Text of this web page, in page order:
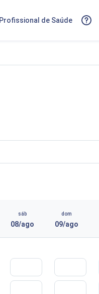
de Saúde
sáb
08/ago
dom
09/ago